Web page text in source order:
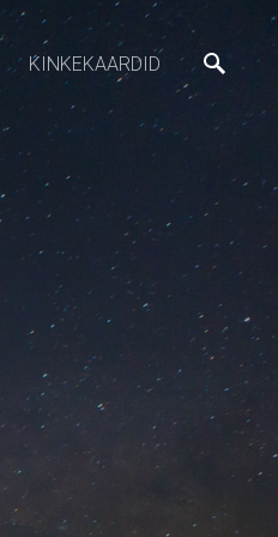
KINKEKAARDID